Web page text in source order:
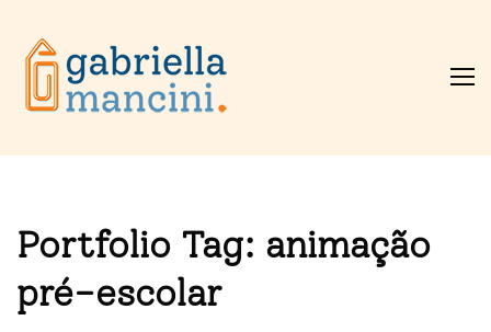
Portfolio Tag: animação
pré-escolar